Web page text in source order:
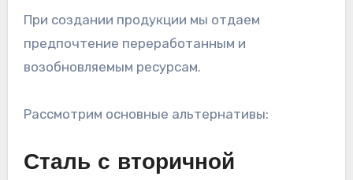
При создании продукции мы отдаем
предпочтение переработанным и
возобновляемым ресурсам.
Рассмотрим основные альтернативы:
Сталь с вторичной